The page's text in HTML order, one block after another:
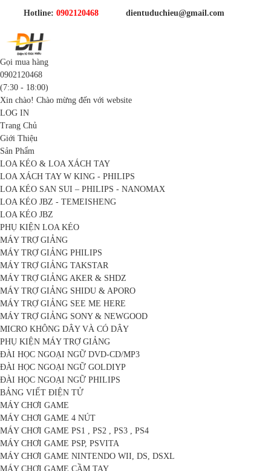
Hotline: 0902120468 dientuduchieu@gmail.com
Gọi mua hàng
0902120468
(7:30 - 18:00)
Xin chào! Chào mừng đến với website
LOG IN
Trang Chủ
Giới Thiệu
Sản Phẩm
LOA KÉO & LOA XÁCH TAY
LOA XÁCH TAY W KING - PHILIPS
LOA KÉO SAN SUI – PHILIPS - NANOMAX
LOA KÉO JBZ - TEMEISHENG
LOA KÉO JBZ
PHỤ KIỆN LOA KÉO
MÁY TRỢ GIẢNG
MÁY TRỢ GIẢNG PHILIPS
MÁY TRỢ GIẢNG TAKSTAR
MÁY TRỢ GIẢNG AKER & SHDZ
MÁY TRỢ GIẢNG SHIDU & APORO
MÁY TRỢ GIẢNG SEE ME HERE
MÁY TRỢ GIẢNG SONY & NEWGOOD
MICRO KHÔNG DÂY VÀ CÓ DÂY
PHỤ KIỆN MÁY TRỢ GIẢNG
ĐÀI HỌC NGOẠI NGỮ DVD-CD/MP3
ĐÀI HỌC NGOẠI NGỮ GOLDIYP
ĐÀI HỌC NGOẠI NGỮ PHILIPS
BẢNG VIẾT ĐIỆN TỬ
MÁY CHƠI GAME
MÁY CHƠI GAME 4 NÚT
MÁY CHƠI GAME PS1 , PS2 , PS3 , PS4
MÁY CHƠI GAME PSP, PSVITA
MÁY CHƠI GAME NINTENDO WII, DS, DSXL
MÁY CHƠI GAME CẦM TAY